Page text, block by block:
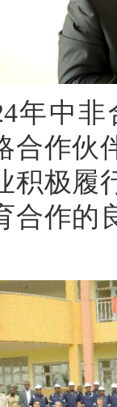
年中
合作伙
积极履
合作的